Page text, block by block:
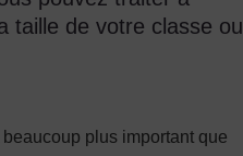
taille de votre classe ou
plus important que